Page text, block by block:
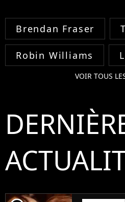
Brendan Fraser
Robin Williams
VOIR TOUS